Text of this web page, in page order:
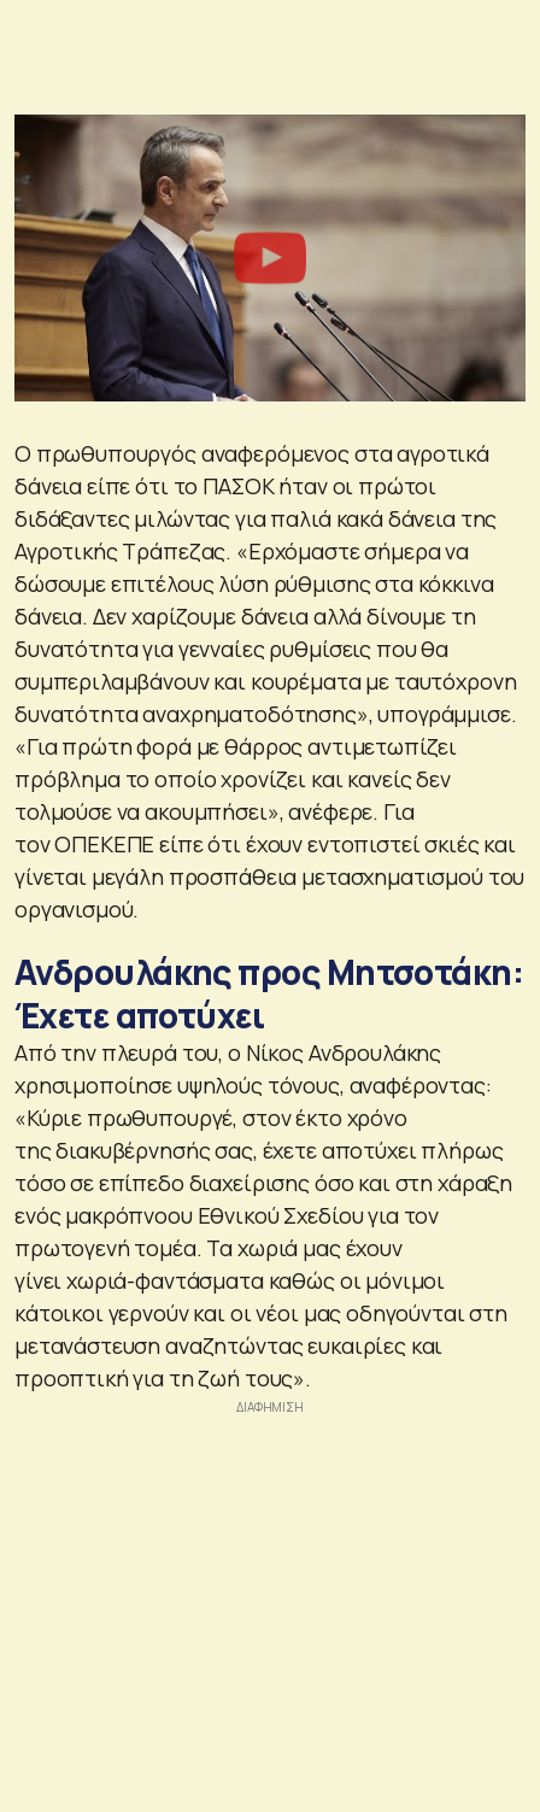
Ο πρωθυπουργός αναφερόμενος στα αγροτικά
δάνεια είπε ότι το ΠΑΣΟΚ ήταν οι πρώτοι
διδάξαντες μιλώντας για παλιά κακά δάνεια της
Αγροτικής Τράπεζας. «Ερχόμαστε σήμερα να
δώσουμε επιτέλους λύση ρύθμισης στα κόκκινα
δάνεια. Δεν χαρίζουμε δάνεια αλλά δίνουμε τη
δυνατότητα για γενναίες ρυθμίσεις που θα
συμπεριλαμβάνουν και κουρέματα με ταυτόχρονη
δυνατότητα αναχρηματοδότησης», υπογράμμισε.
«Για πρώτη φορά με θάρρος αντιμετωπίζει
πρόβλημα το οποίο χρονίζει και κανείς δεν
τολμούσε να ακουμπήσει», ανέφερε. Για
τον ΟΠΕΚΕΠΕ είπε ότι έχουν εντοπιστεί σκιές και
γίνεται μεγάλη προσπάθεια μετασχηματισμού του
οργανισμού.
Ανδρουλάκης προς Μητσοτάκη:
Έχετε αποτύχει
Από την πλευρά του, ο Νίκος Ανδρουλάκης
χρησιμοποίησε υψηλούς τόνους, αναφέροντας:
«Κύριε πρωθυπουργέ, στον έκτο χρόνο
της διακυβέρνησής σας, έχετε αποτύχει πλήρως
τόσο σε επίπεδο διαχείρισης όσο και στη χάραξη
ενός μακρόπνοου Εθνικού Σχεδίου για τον
πρωτογενή τομέα. Τα χωριά μας έχουν
γίνει χωριά-φαντάσματα καθώς οι μόνιμοι
κάτοικοι γερνούν και οι νέοι μας οδηγούνται στη
μετανάστευση αναζητώντας ευκαιρίες και
προοπτική για τη ζωή τους».